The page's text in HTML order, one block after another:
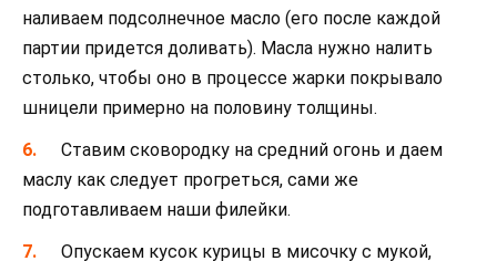
наливаем подсолнечное масло (его после каждой
партии придется доливать). Масла нужно налить
столько, чтобы оно в процессе жарки покрывало
шницели примерно на половину толщины.
Ставим сковородку на средний огонь и даем
маслу как следует прогреться, сами же
подготавливаем наши филейки.
Опускаем кусок курицы в мисочку с мукой,